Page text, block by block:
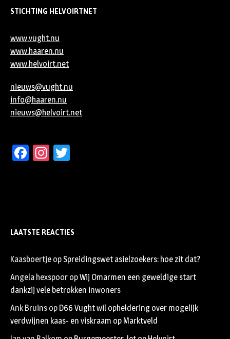
STICHTING HELVOIRTNET
www.vught.nu
www.haaren.nu
www.helvoirt.net
nieuws@vught.nu
info@haaren.nu
nieuws@helvoirt.net
Facebook
Instagram
LAATSTE REACTIES
Kaasboertje op Spreidingswet asielzoekers: hoe zit dat?
Angela hexspoor opWij Omarmen een geweldige start
dankzij vele betrokken inwoners
Ank Bruins op D66 Vught wil opheldering over mogelijk
verdwijnen kaas- en viskraam op Marktveld